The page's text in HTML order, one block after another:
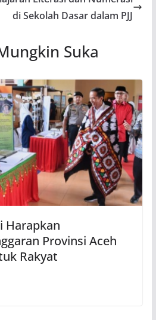
di Sekolah Dasar dalam PJJ
Suka
Harapkan
Provinsi Aceh
Rakyat